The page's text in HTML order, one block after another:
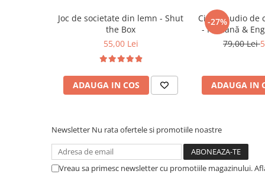
Invatare prin Joaca
Jucarii pentru Dezvoltare
Activități Montessori acasă, în grădinițe
pentru experiențe practice și explorative
Cadouri utile și durabile ce susțin
indiferent de spațiu
Joc de societate din lemn - Shut
the Box
55,00 Lei
ADAUGA IN COS
-27%
Cititor audio de
- Română &
(224 carduri /
79,00 Lei
ADAUGA IN
Newsletter Nu rata ofertele si promotiile noastre
Vreau sa primesc newsletter cu promotiile magazinului.